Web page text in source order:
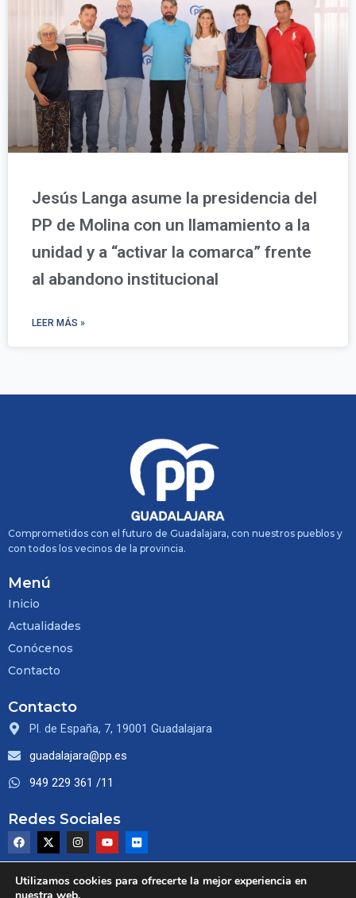
Jesús Langa asume la presidencia del
PP de Molina con un llamamiento a la
unidad y a “activar la comarca” frente
al abandono institucional
LEER MÁS »
Comprometidos con el futuro de Guadalajara, con nuestros pueblos y
con todos los vecinos de la provincia.
Menú
Inicio
Actualidades
Conócenos
Contacto
Contacto
Pl. de España, 7, 19001 Guadalajara
guadalajara@pp.es
949 229 361 /11
Redes Sociales
F
a
c
b
o
X
-
t
i
t
I
n
s
a
g
Y
o
u
u
F
l
i
k
Utilizamos cookies para ofrecerte la mejor experiencia en